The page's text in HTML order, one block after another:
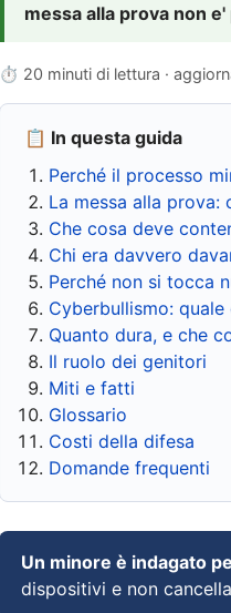
messa alla prova non
⏱ 20 minuti di lettura ·
📋 In questa guida
Perché il processo
La messa alla prova:
Che cosa deve
Chi era davvero
Perché non si tocca
Cyberbullismo:
Quanto dura, e che
Il ruolo dei genitori
Miti e fatti
Glossario
Costi della difesa
Domande frequenti
Un minore è indagato
dispositivi e non